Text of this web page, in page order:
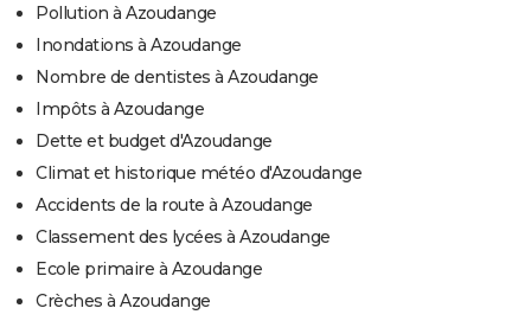
Pollution à Azoudange
Inondations à Azoudange
Nombre de dentistes à Azoudange
Impôts à Azoudange
Dette et budget d'Azoudange
Climat et historique météo d'Azoudange
Accidents de la route à Azoudange
Classement des lycées à Azoudange
Ecole primaire à Azoudange
Crèches à Azoudange